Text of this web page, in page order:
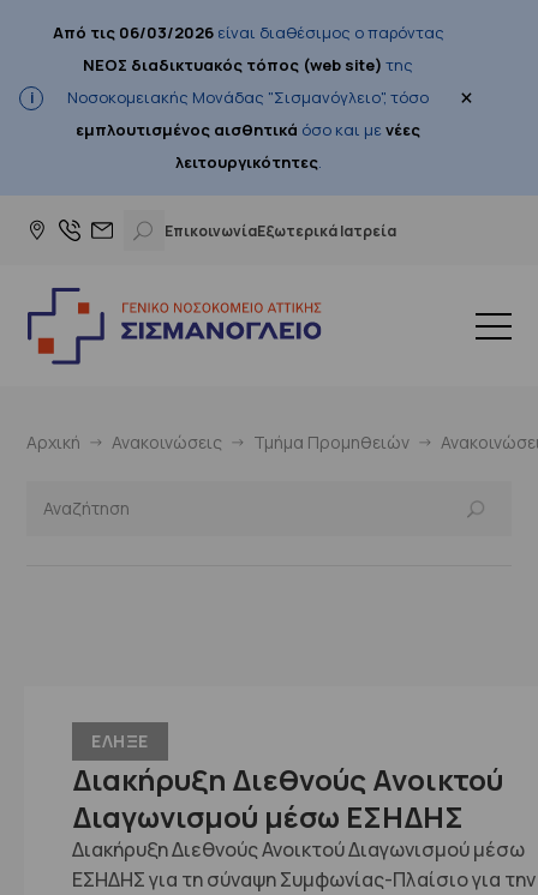
Από τις 06/03/2026είναι διαθέσιμος ο παρόντας
ΝΕΟΣ διαδικτυακός τόπος (web site) της
Νοσοκομειακής Μονάδας "Σισμανόγλειο", τόσο
εμπλουτισμένος αισθητικά όσο και μενέες
λειτουργικότητες.
×
ΕπικοινωνίαΕξωτερικά Ιατρεία
Αρχική Ανακοινώσεις Τμήμα Προμηθειών
ΕΛΗΞΕ
Διακήρυξη Διεθνούς Ανοικτού
Διαγωνισμού μέσω ΕΣΗΔΗΣ
Διακήρυξη Διεθνούς Ανοικτού Διαγωνισμού μέσω
ΕΣΗΔΗΣ για τη σύναψη Συμφωνίας-Πλαίσιο για την